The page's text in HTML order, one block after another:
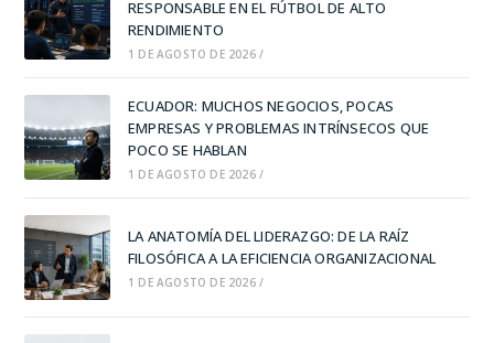
RESPONSABLE EN EL FÚTBOL DE ALTO
RENDIMIENTO
1 DE AGOSTO DE 2026 /
ECUADOR: MUCHOS NEGOCIOS, POCAS
EMPRESAS Y PROBLEMAS INTRÍNSECOS QUE
POCO SE HABLAN
1 DE AGOSTO DE 2026 /
LA ANATOMÍA DEL LIDERAZGO: DE LA RAÍZ
FILOSÓFICA A LA EFICIENCIA ORGANIZACIONAL
1 DE AGOSTO DE 2026 /